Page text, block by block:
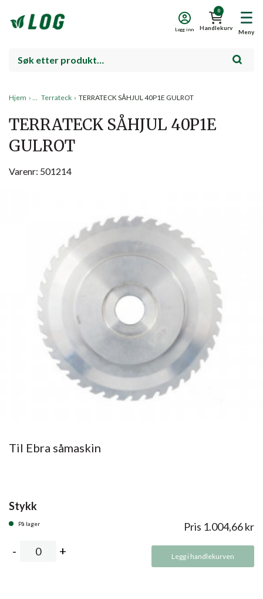
Meny
0
Handlekurv
Logg inn
Hjem › Terrateck › TERRATECK SÅHJUL 40P1E GULROT
TERRATECK SÅHJUL 40P1E
GULROT
Varenr: 501214
Til Ebra såmaskin
Stykk
På lager Pris 1.004,66kr
Legg i handlekurven